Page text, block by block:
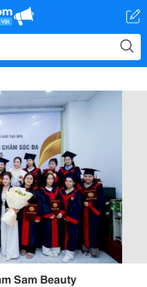
Sam Beauty